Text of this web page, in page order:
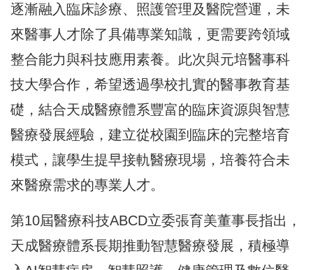
逐漸融入臨床診療、照護管理及醫院營運，未
來醫事人才除了具備專業知識，更需要跨領域
整合能力與科技應用素養。此次與元培醫事科
技大學合作，希望透過學校扎實的醫事教育基
礎，結合天成醫療體系豐富的臨床資源與智慧
醫療發展經驗，建立從校園到臨床的完整培育
模式，讓學生提早接軌醫療現場，培養符合未
來醫療需求的專業人才。
第10屆醫療科技ABCD立委張育美董事長指出，
天成醫療體系長期推動智慧醫療發展，積極導